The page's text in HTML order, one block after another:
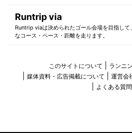
Runtrip via
Runtrip viaは決められたゴール会場を目指して
なコース・ペース・距離を走ります。
このサイトについて
ランニ
媒体資料・広告掲載について
運営会
よくある質問